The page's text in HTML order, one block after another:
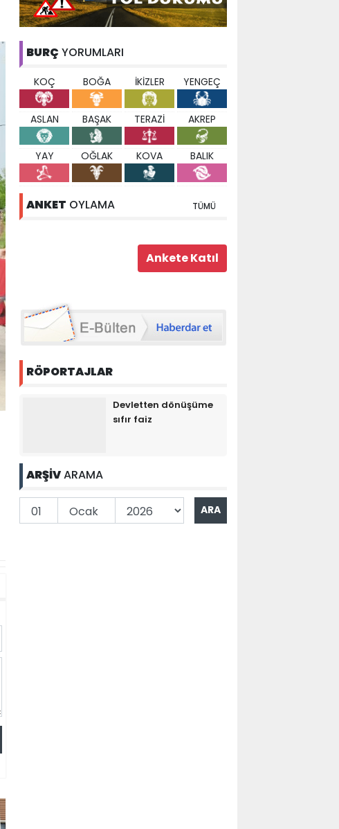
BURÇ YORUMLARI
KOÇ BOĞA İKİZLER YENGEÇ
ASLAN BAŞAK TERAZİ AKREP
YAY OĞLAK KOVA BALIK
ANKET OYLAMA TÜMÜ
RÖPORTAJLAR
Devletten dönüşüme
sıfır faiz
ARŞİVARAMA